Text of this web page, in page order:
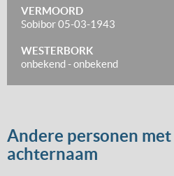
VERMOORD
Sobibor05-03-1943
WESTERBORK
onbekend-onbekend
Andere personen
achternaam